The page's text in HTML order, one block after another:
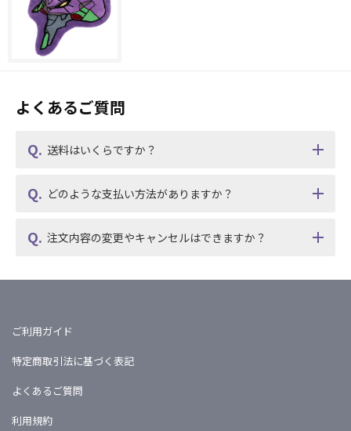
よくあるご質問
送料はいくらですか？
どのような支払い方法がありますか？
注文内容の変更やキャンセルはできますか？
ご利用ガイド
特定商取引法に基づく表記
よくあるご質問
利用規約